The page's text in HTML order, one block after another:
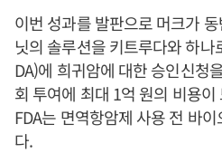
이번 성과를 발판으로 머크가
닛의 솔루션을 키트루다와 하
DA)에 희귀암에 대한 승인신청
회 투여에 최대 1억 원의 비용
FDA는 면역항암제 사용 전 바
다.